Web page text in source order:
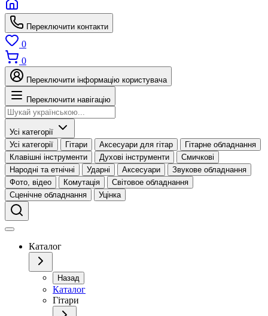
Переключити контакти
0
0
Переключити інформацію користувача
Переключити навігацію
Усі категорії
Усі категорії
Гітари Аксесуари для гітар
Гітарне обладнання
Клавішні інструменти
Духові інструменти
Смичкові
Народні та етнічні
Ударні Аксесуари
Звукове обладнання
Фото, відео
Комутація
Світовое обладнання
Сценічне обладнання
Уцінка
Каталог
Назад
Каталог
Гітари